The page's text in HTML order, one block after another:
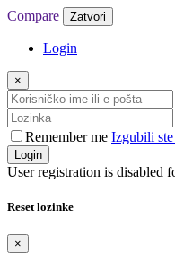
Compare Zatvori
Login
×
Remember me Izgubili
Login
User registration is disabled
Reset lozinke
×